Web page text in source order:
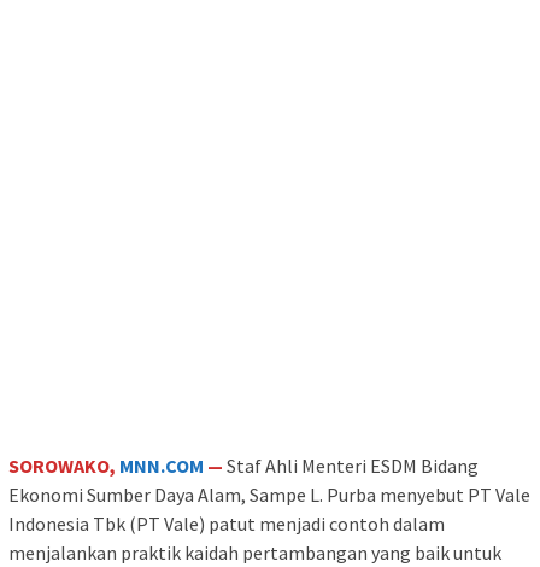
SOROWAKO, MNN.COM — Staf Ahli Menteri ESDM Bidang
Ekonomi Sumber Daya Alam, Sampe L. Purba menyebut PT Vale
Indonesia Tbk (PT Vale) patut menjadi contoh dalam
menjalankan praktik kaidah pertambangan yang baik untuk